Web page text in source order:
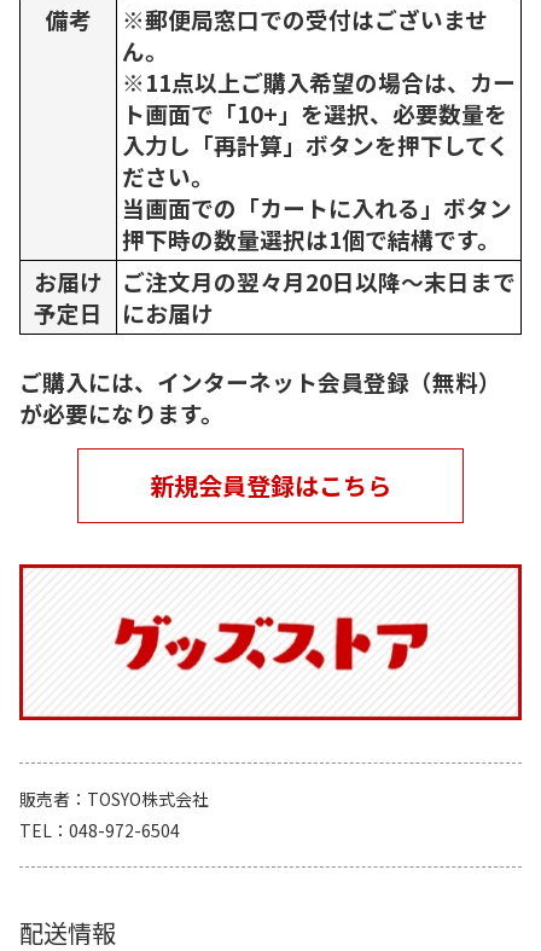
備考
※郵便局窓口での受付はございませ
ん。
※11点以上ご購入希望の場合は、カー
ト画面で「10+」を選択、必要数量を
入力し「再計算」ボタンを押下してく
ださい。
当画面での「カートに入れる」ボタン
押下時の数量選択は1個で結構です。
お届け
予定日
ご注文月の翌々月20日以降～末日まで
にお届け
ご購入には、インターネット会員登録（無料）
が必要になります。
新規会員登録はこちら
販売者
TOSYO株式会社
TEL
048-972-6504
配送情報